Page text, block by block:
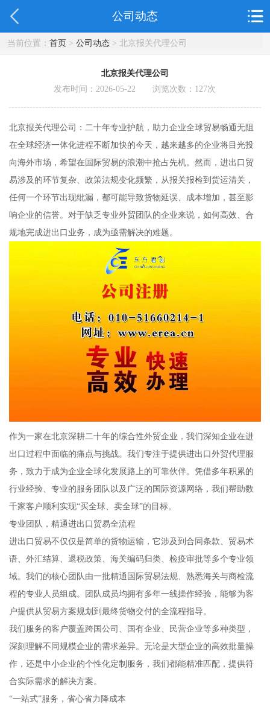
公司动态
当前位置： 首页> 公司动态> 北京报关代理公司
北京报关代理公司
发布时间：2026-05-22 浏览次数： 127次
北京报关代理公司：二十年专业护航，助力企业全球贸易畅通无阻
在全球经济一体化进程不断加快的今天，越来越多的企业将目光投
向海外市场，希望在国际贸易的浪潮中抢占先机。然而，进出口贸
易涉及的环节复杂、政策法规变化频繁，从报关报检到货运清关，
任何一个环节出现纰漏，都可能导致货物延误、成本增加，甚至影
响企业的信誉。对于缺乏专业外贸团队的企业来说，如何高效、合
规地完成进出口业务，成为亟需解决的难题。
作为一家在北京深耕二十年的综合性外贸企业，我们深知企业在进
出口过程中面临的痛点与挑战。我们专注于提供进出口外贸代理服
务，致力于成为企业全球化发展路上的可靠伙伴。凭借多年积累的
行业经验、专业的服务团队以及广泛的国际资源网络，我们帮助数
千家客户顺利实现“买全球、卖全球”的目标。
专业团队，精通进出口贸易全流程
进出口贸易不仅仅是简单的货物运输，它涉及到合同条款、贸易术
语、外汇结算、退税政策、海关编码归类、检疫审批等多个专业领
域。我们的核心团队由一批精通国际贸易法规、熟悉海关与商检流
程的专业人员组成。团队成员均拥有多年一线操作经验，能够为客
户提供从贸易方案规划到最终货物交付的全流程指导。
我们服务的客户覆盖跨国公司、国有企业、民营企业等多种类型，
深刻理解不同规模企业的需求差异。无论是大型企业的高效批量操
作，还是中小企业的个性化定制服务，我们都能精准匹配，提供符
合实际需求的解决方案。
“一站式”服务，省心省力降成本